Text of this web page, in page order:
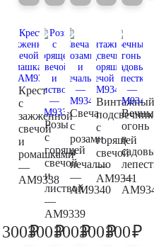
Крест
с
зажженной
свечой
и
ромашками
—
AM9338
300
300₽
Розы
с
горящей
свечой
и
листвой
—
AM9339
300
300₽
Свечa
с
розами
и
печалью
—
AM9340
300
300₽
Винтажный
подсвечник
с
горящей
свечой
—
AM9341
300
300₽
огонь
в
—
300₽